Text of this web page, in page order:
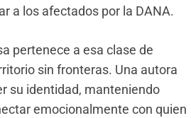
a los afectados por la DANA.
pertenece a esa clase de
sin fronteras. Una autora
su identidad, manteniendo
emocionalmente con quien